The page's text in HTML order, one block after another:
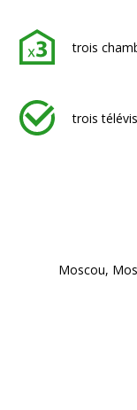
trois
trois
Moscou,